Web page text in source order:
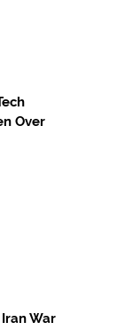
Over
War